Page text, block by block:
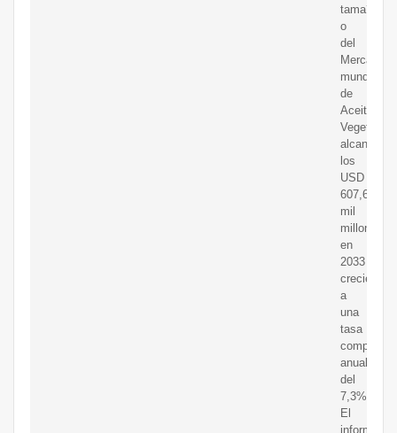
tama?
o
del
Mercado
mundial
de
Aceites
Vegetales
alcanzará
los
USD
607,6
mil
millones
en
2033
creciendo
a
una
tasa
compuesta
anual
del
7,3%.
El
informe